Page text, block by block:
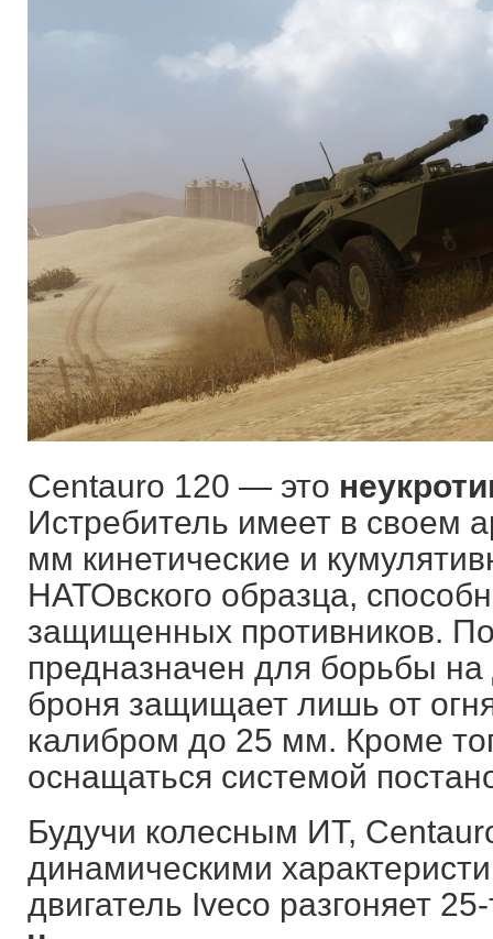
Centauro 120 — это
Истребитель имеет в своем
мм кинетические и
НАТОвского образца,
защищенных противников.
предназначен для борьбы на
броня защищает лишь от
калибром до 25 мм. Кроме
оснащаться системой
Будучи колесным ИТ,
динамическими
двигатель Iveco разгоняет